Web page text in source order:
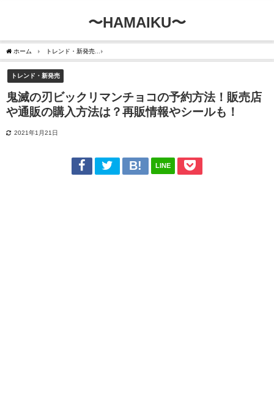
〜HAMAIKU〜
ホーム トレンド・新発売
トレンド・新発売
鬼滅の刃ビックリマンチョコの予約方法！販売店
や通販の購入方法は？再販情報やシールも！
2021年1月21日
LINE